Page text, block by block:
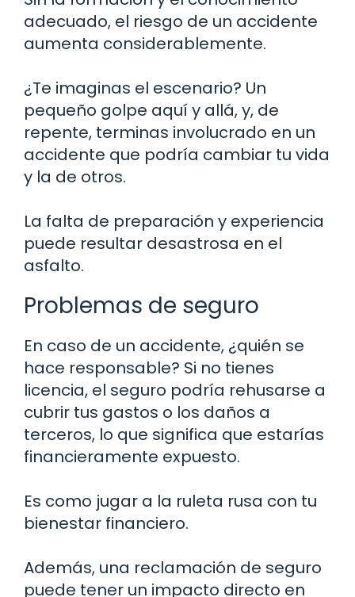
adecuado, el riesgo de un accidente
aumenta considerablemente.
¿Te imaginas el escenario? Un
pequeño golpe aquí y allá, y, de
repente, terminas involucrado en un
accidente que podría cambiar tu vida
y la de otros.
La falta de preparación y experiencia
puede resultar desastrosa en el
asfalto.
Problemas de seguro
En caso de un accidente, ¿quién se
hace responsable? Si no tienes
licencia, el seguro podría rehusarse a
cubrir tus gastos o los daños a
terceros, lo que significa que estarías
financieramente expuesto.
Es como jugar a la ruleta rusa con tu
bienestar financiero.
Además, una reclamación de seguro
puede tener un impacto directo en